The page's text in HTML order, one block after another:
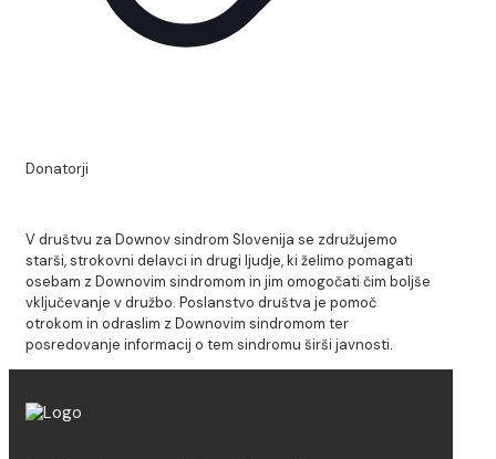
Donatorji
V društvu za Downov sindrom Slovenija se združujemo
starši, strokovni delavci in drugi ljudje, ki želimo pomagati
osebam z Downovim sindromom in jim omogočati čim boljše
vključevanje v družbo. Poslanstvo društva je pomoč
otrokom in odraslim z Downovim sindromom ter
posredovanje informacij o tem sindromu širši javnosti.